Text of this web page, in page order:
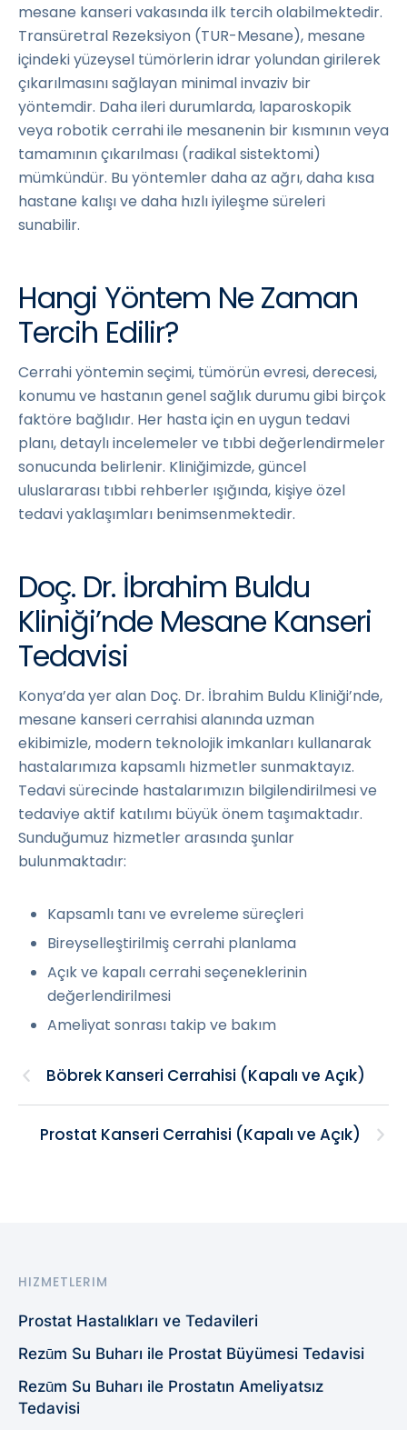
mesane kanseri vakasında ilk tercih olabilmektedir.
Transüretral Rezeksiyon (TUR-Mesane), mesane
içindeki yüzeysel tümörlerin idrar yolundan girilerek
çıkarılmasını sağlayan minimal invaziv bir
yöntemdir. Daha ileri durumlarda, laparoskopik
veya robotik cerrahi ile mesanenin bir kısmının veya
tamamının çıkarılması (radikal sistektomi)
mümkündür. Bu yöntemler daha az ağrı, daha kısa
hastane kalışı ve daha hızlı iyileşme süreleri
sunabilir.
Hangi Yöntem Ne Zaman
Tercih Edilir?
Cerrahi yöntemin seçimi, tümörün evresi, derecesi,
konumu ve hastanın genel sağlık durumu gibi birçok
faktöre bağlıdır. Her hasta için en uygun tedavi
planı, detaylı incelemeler ve tıbbi değerlendirmeler
sonucunda belirlenir. Kliniğimizde, güncel
uluslararası tıbbi rehberler ışığında, kişiye özel
tedavi yaklaşımları benimsenmektedir.
Doç. Dr. İbrahim Buldu
Kliniği’nde Mesane Kanseri
Tedavisi
Konya’da yer alan Doç. Dr. İbrahim Buldu Kliniği’nde,
mesane kanseri cerrahisi alanında uzman
ekibimizle, modern teknolojik imkanları kullanarak
hastalarımıza kapsamlı hizmetler sunmaktayız.
Tedavi sürecinde hastalarımızın bilgilendirilmesi ve
tedaviye aktif katılımı büyük önem taşımaktadır.
Sunduğumuz hizmetler arasında şunlar
bulunmaktadır:
Kapsamlı tanı ve evreleme süreçleri
Bireyselleştirilmiş cerrahi planlama
Açık ve kapalı cerrahi seçeneklerinin
değerlendirilmesi
Ameliyat sonrası takip ve bakım
Böbrek Kanseri Cerrahisi (Kapalı ve Açık)
Prostat Kanseri Cerrahisi (Kapalı ve Açık)
HIZMETLERIM
Prostat Hastalıkları ve Tedavileri
Rezūm Su Buharı ile Prostat Büyümesi Tedavisi
Rezūm Su Buharı ile Prostatın Ameliyatsız
Tedavisi